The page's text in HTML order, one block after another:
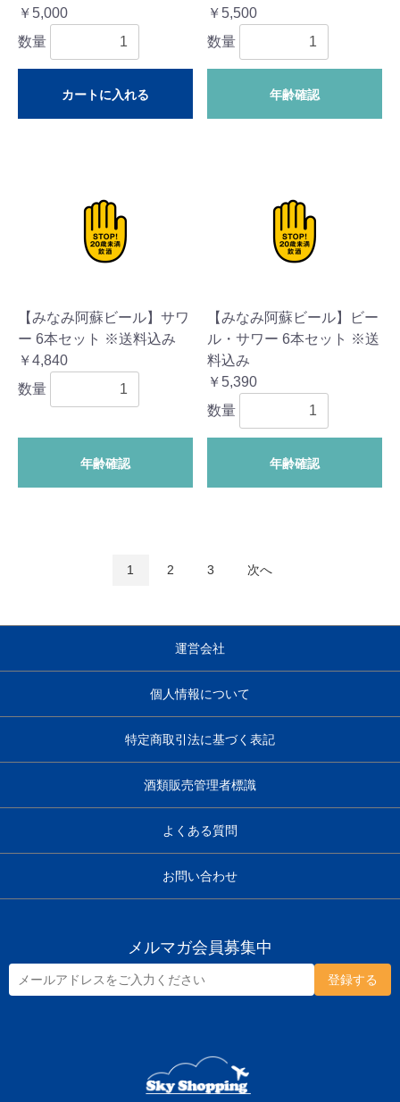
￥5,000
数量
カートに入れる
￥5,500
数量
年齢確認
【みなみ阿蘇ビール】サワ
ー 6本セット ※送料込み
￥4,840
数量
年齢確認
【みなみ阿蘇ビール】ビー
ル・サワー 6本セット ※送
料込み
￥5,390
数量
年齢確認
1 2 3 次へ
運営会社
個人情報について
特定商取引法に基づく表記
酒類販売管理者標識
よくある質問
お問い合わせ
メルマガ会員募集中